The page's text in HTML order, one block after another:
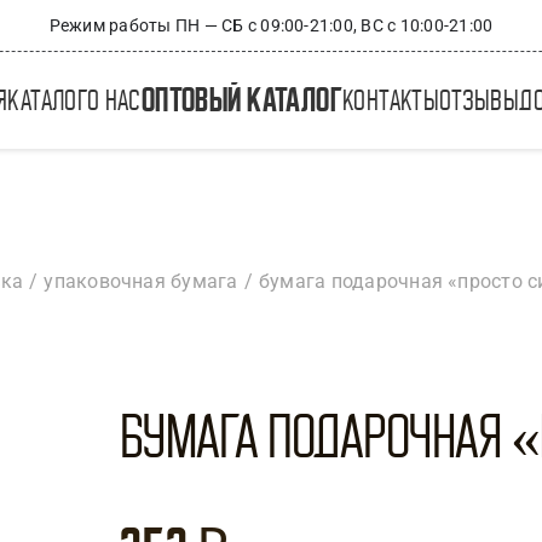
Режим работы ПН — СБ с 09:00-21:00, ВС с 10:00-21:00
каталого насоптовый каталогконтакты отзывы
упаковочная бумага бумага подарочная «просто
Бумага подарочная